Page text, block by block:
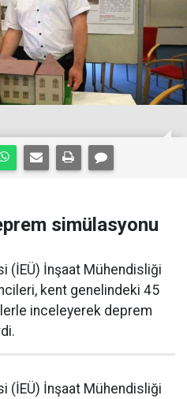
simülasyonu
(İEÜ) İnşaat Mühendisliği
kent genelindeki 45
inceleyerek deprem
(İEÜ) İnşaat Mühendisliği